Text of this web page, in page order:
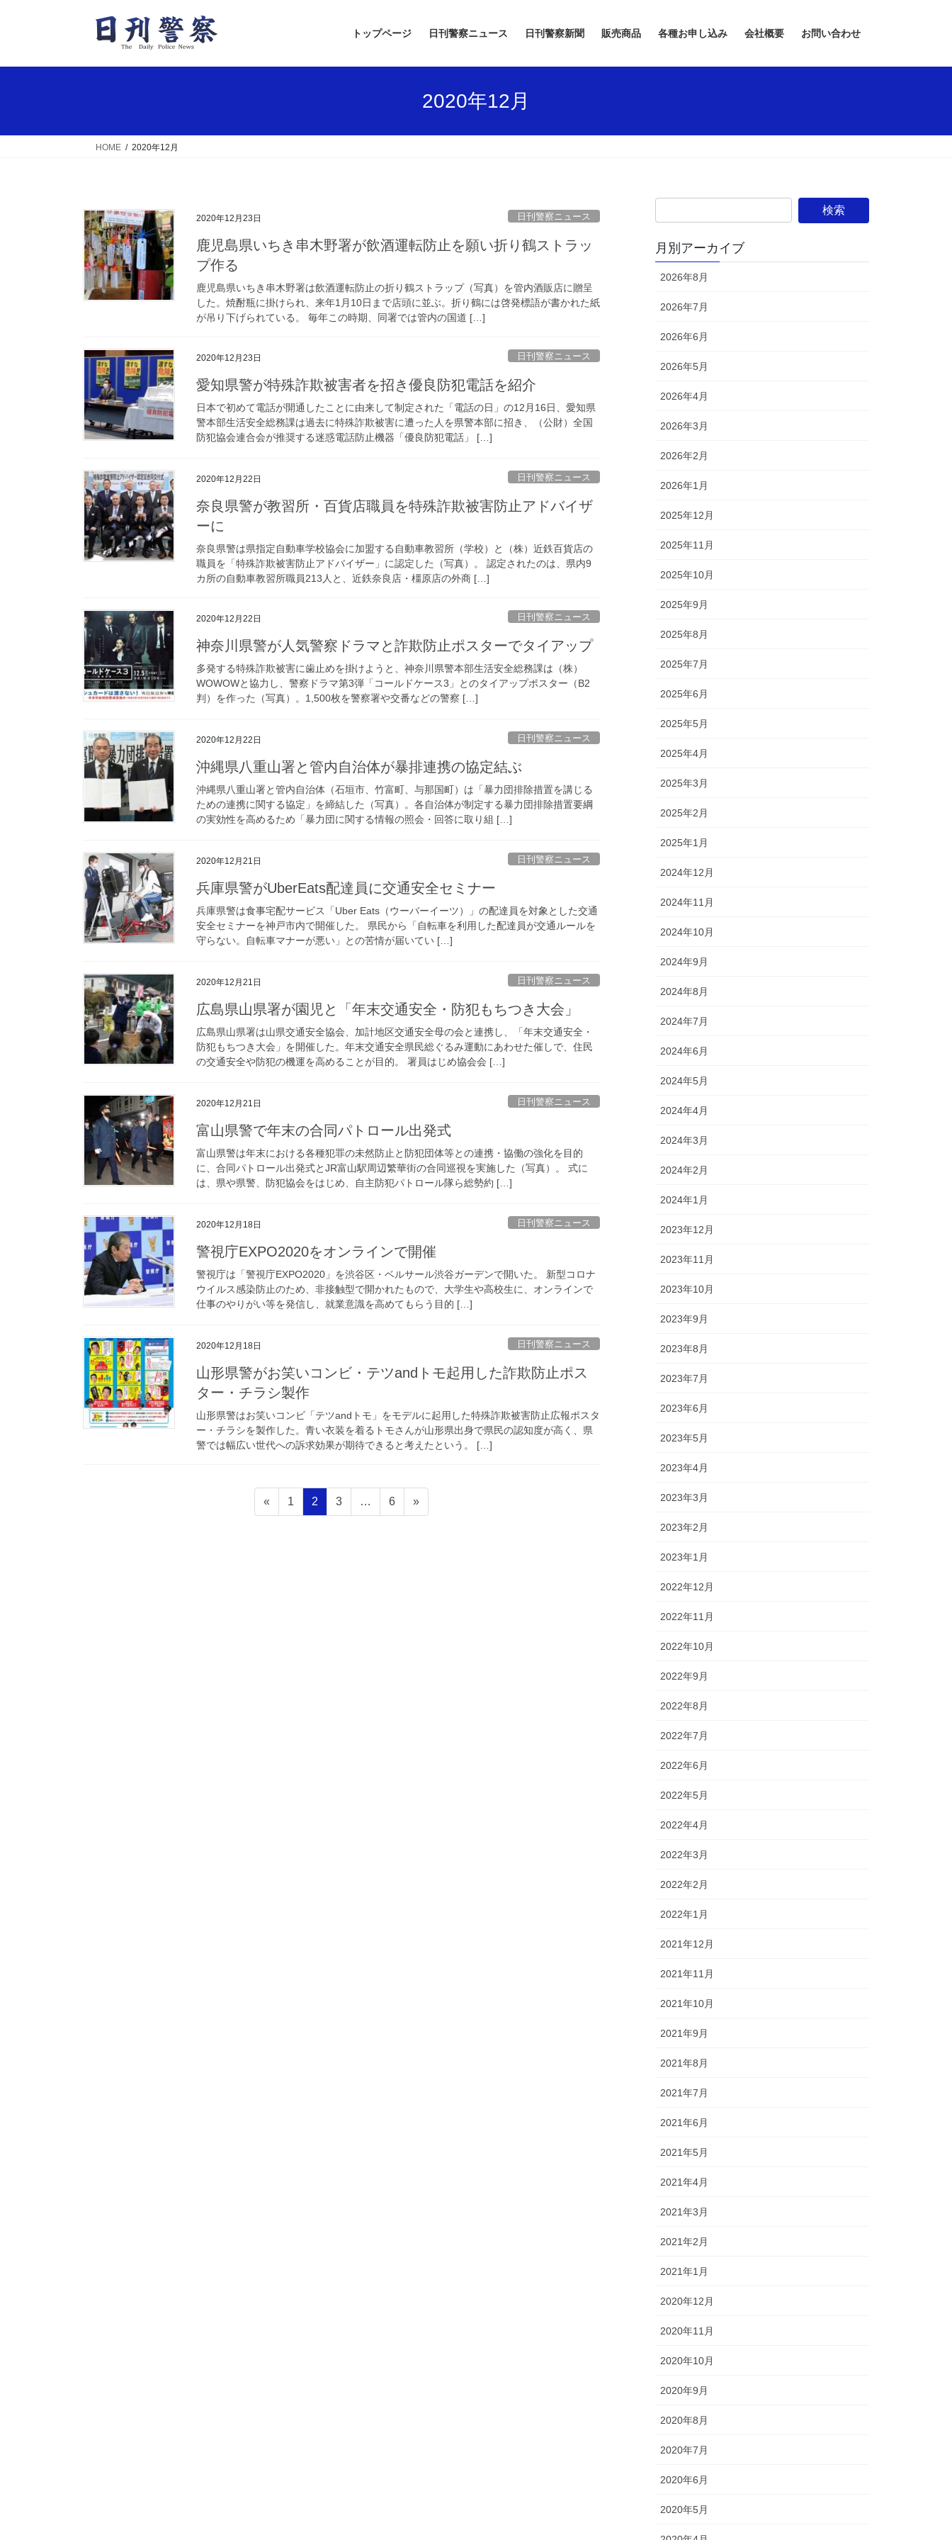
トップページ 日刊警察ニュース 日刊警察新聞 販売商品 各種お申し込み 会社概要 お問い合わせ
2020年12月
HOME 2020年12月
2020年12月23日 日刊警察ニュース
鹿児島県いちき串木野署が飲酒運転防止を願い折り鶴ストラッ
プ作る
鹿児島県いちき串木野署は飲酒運転防止の折り鶴ストラップ（写真）を管内酒販店に贈呈
した。焼酎瓶に掛けられ、来年1月10日まで店頭に並ぶ。折り鶴には啓発標語が書かれた紙
が吊り下げられている。 毎年この時期、同署では管内の国道 […]
2020年12月23日 日刊警察ニュース
愛知県警が特殊詐欺被害者を招き優良防犯電話を紹介
日本で初めて電話が開通したことに由来して制定された「電話の日」の12月16日、愛知県
警本部生活安全総務課は過去に特殊詐欺被害に遭った人を県警本部に招き、（公財）全国
防犯協会連合会が推奨する迷惑電話防止機器「優良防犯電話」 […]
2020年12月22日 日刊警察ニュース
奈良県警が教習所・百貨店職員を特殊詐欺被害防止アドバイザ
ーに
奈良県警は県指定自動車学校協会に加盟する自動車教習所（学校）と（株）近鉄百貨店の
職員を「特殊詐欺被害防止アドバイザー」に認定した（写真）。 認定されたのは、県内9
カ所の自動車教習所職員213人と、近鉄奈良店・橿原店の外商 […]
2020年12月22日 日刊警察ニュース
神奈川県警が人気警察ドラマと詐欺防止ポスターでタイアップ
多発する特殊詐欺被害に歯止めを掛けようと、神奈川県警本部生活安全総務課は（株）
WOWOWと協力し、警察ドラマ第3弾「コールドケース3」とのタイアップポスター（B2
判）を作った（写真）。1,500枚を警察署や交番などの警察 […]
2020年12月22日 日刊警察ニュース
沖縄県八重山署と管内自治体が暴排連携の協定結ぶ
沖縄県八重山署と管内自治体（石垣市、竹富町、与那国町）は「暴力団排除措置を講じる
ための連携に関する協定」を締結した（写真）。各自治体が制定する暴力団排除措置要綱
の実効性を高めるため「暴力団に関する情報の照会・回答に取り組 […]
2020年12月21日 日刊警察ニュース
兵庫県警がUberEats配達員に交通安全セミナー
兵庫県警は食事宅配サービス「Uber Eats（ウーバーイーツ）」の配達員を対象とした交通
安全セミナーを神戸市内で開催した。 県民から「自転車を利用した配達員が交通ルールを
守らない。自転車マナーが悪い」との苦情が届いてい […]
2020年12月21日 日刊警察ニュース
広島県山県署が園児と「年末交通安全・防犯もちつき大会」
広島県山県署は山県交通安全協会、加計地区交通安全母の会と連携し、「年末交通安全・
防犯もちつき大会」を開催した。年末交通安全県民総ぐるみ運動にあわせた催しで、住民
の交通安全や防犯の機運を高めることが目的。 署員はじめ協会会 […]
2020年12月21日 日刊警察ニュース
富山県警で年末の合同パトロール出発式
富山県警は年末における各種犯罪の未然防止と防犯団体等との連携・協働の強化を目的
に、合同パトロール出発式とJR富山駅周辺繁華街の合同巡視を実施した（写真）。 式に
は、県や県警、防犯協会をはじめ、自主防犯パトロール隊ら総勢約 […]
2020年12月18日 日刊警察ニュース
警視庁EXPO2020をオンラインで開催
警視庁は「警視庁EXPO2020」を渋谷区・ベルサール渋谷ガーデンで開いた。 新型コロナ
ウイルス感染防止のため、非接触型で開かれたもので、大学生や高校生に、オンラインで
仕事のやりがい等を発信し、就業意識を高めてもらう目的 […]
2020年12月18日 日刊警察ニュース
山形県警がお笑いコンビ・テツandトモ起用した詐欺防止ポス
ター・チラシ製作
山形県警はお笑いコンビ「テツandトモ」をモデルに起用した特殊詐欺被害防止広報ポスタ
ー・チラシを製作した。青い衣装を着るトモさんが山形県出身で県民の認知度が高く、県
警では幅広い世代への訴求効果が期待できると考えたという。 […]
«
固
定
1
固
定
2
固
定
3 …
固
定
6 »
月別アーカイブ
2026年8月
2026年7月
2026年6月
2026年5月
2026年4月
2026年3月
2026年2月
2026年1月
2025年12月
2025年11月
2025年10月
2025年9月
2025年8月
2025年7月
2025年6月
2025年5月
2025年4月
2025年3月
2025年2月
2025年1月
2024年12月
2024年11月
2024年10月
2024年9月
2024年8月
2024年7月
2024年6月
2024年5月
2024年4月
2024年3月
2024年2月
2024年1月
2023年12月
2023年11月
2023年10月
2023年9月
2023年8月
2023年7月
2023年6月
2023年5月
2023年4月
2023年3月
2023年2月
2023年1月
2022年12月
2022年11月
2022年10月
2022年9月
2022年8月
2022年7月
2022年6月
2022年5月
2022年4月
2022年3月
2022年2月
2022年1月
2021年12月
2021年11月
2021年10月
2021年9月
2021年8月
2021年7月
2021年6月
2021年5月
2021年4月
2021年3月
2021年2月
2021年1月
2020年12月
2020年11月
2020年10月
2020年9月
2020年8月
2020年7月
2020年6月
2020年5月